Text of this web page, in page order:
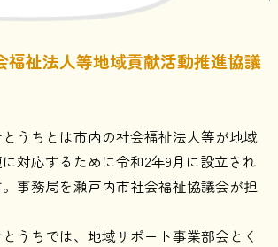
福祉法人等地域貢献活動推進協議
うちとは市内の社会福祉法人等が地域
対応するために令和2年9月に設立され
事務局を瀬戸内市社会福祉協議会が担
うちでは、地域サポート事業部会とく